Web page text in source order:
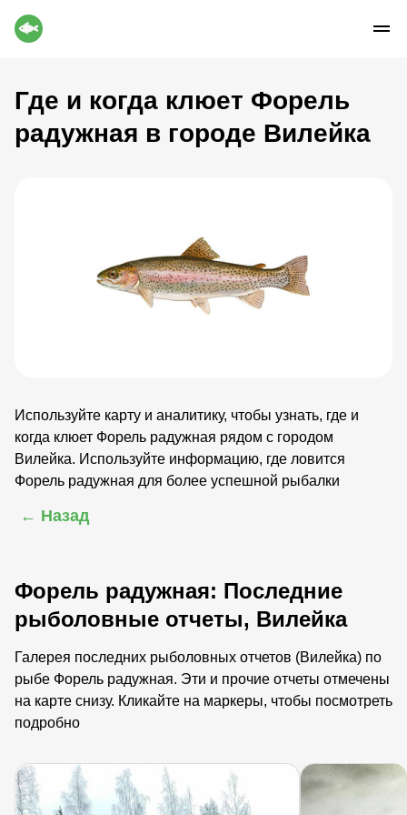
Где и когда клюет Форель
радужная в городе Вилейка
Используйте карту и аналитику, чтобы узнать, где и
когда клюет Форель радужная рядом с городом
Вилейка. Используйте информацию, где ловится
Форель радужная для более успешной рыбалки
← Назад
Форель радужная: Последние
рыболовные отчеты, Вилейка
Галерея последних рыболовных отчетов (Вилейка) по
рыбе Форель радужная. Эти и прочие отчеты отмечены
на карте снизу. Кликайте на маркеры, чтобы посмотреть
подробно